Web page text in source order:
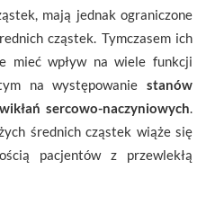
mają jednak ograniczone
cząstek. Tymczasem ich
mieć wpływ na wiele funkcji
na występowanie stanów
sercowo-naczyniowych
średnich cząstek wiąże się
pacjentów z przewlekłą